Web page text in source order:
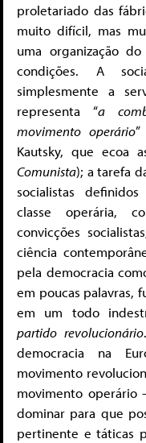
proletariado das
muito difícil, mas
uma organização
condições. A
simplesmente a
representa “a
movimento operário
Kautsky, que ecoa
Comunista); a tarefa
socialistas
classe operária,
convicções
ciência
pela democracia
em poucas palavras,
em um todo
partido revolucionário
democracia na
movimento
movimento operário
dominar para que
pertinente e táticas